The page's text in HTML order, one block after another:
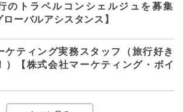
のトラベルコンシェルジュを募集
ローバルアシスタンス】
ケティング実務スタッフ（旅行好き
）【株式会社マーケティング・ボイ